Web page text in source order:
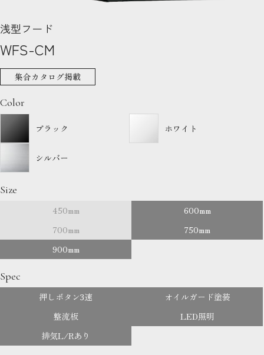
浅型フード
WFS-CM
集合カタログ掲載
Color
ブラック ホワイト
シルバー
Size
450mm
600mm
700mm
750mm
900mm
Spec
押しボタン3速
オイルガード塗装
整流板
LED照明
排気L/Rあり